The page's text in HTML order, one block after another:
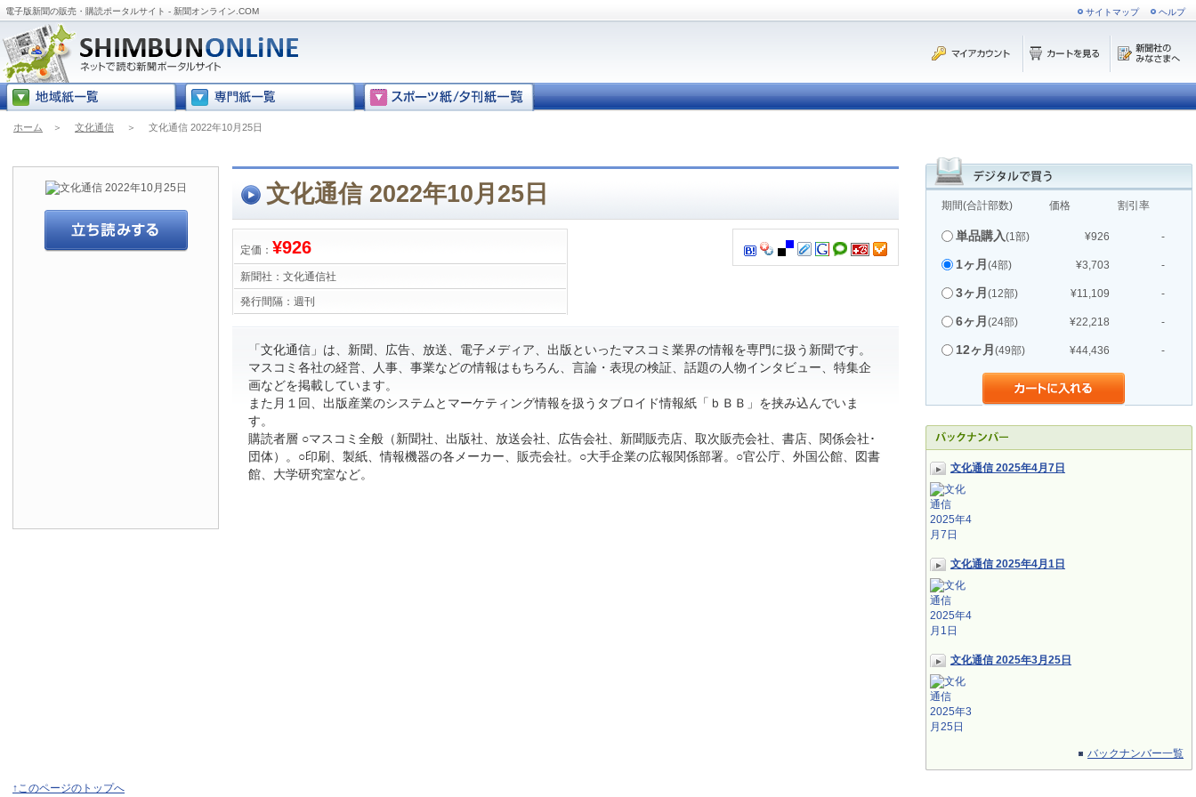
電子版新聞の販売・購読ポータルサイト - 新聞オンライン.COM サイトマップ ヘルプ
ホーム ＞ 文化通信 ＞ 文化通信 2022年10月25日
期間(合計部数) 価格 割引率
単品購入(1部) ¥926 -
1ヶ月 (4部) ¥3,703 -
3ヶ月 (12部) ¥11,109 -
6ヶ月 (24部) ¥22,218 -
12ヶ月 (49部) ¥44,436 -
文化通信 2025年4月7日
文化通信 2025年4月1日
文化通信 2025年3月25日
バックナンバー一覧
文化通信 2022年10月25日
定価： ¥926
新聞社： 文化通信社
発行間隔： 週刊
「文化通信」は、新聞、広告、放送、電子メディア、出版といったマスコミ業界の情報を専門に扱う新聞です。
マスコミ各社の経営、人事、事業などの情報はもちろん、言論・表現の検証、話題の人物インタビュー、特集企
画などを掲載しています。
また月１回、出版産業のシステムとマーケティング情報を扱うタブロイド情報紙「ｂＢＢ」を挟み込んでいま
す。
購読者層 ○マスコミ全般（新聞社、出版社、放送会社、広告会社、新聞販売店、取次販売会社、書店、関係会社･
団体）。○印刷、製紙、情報機器の各メーカー、販売会社。○大手企業の広報関係部署。○官公庁、外国公館、図書
館、大学研究室など。
↑このページのトップへ